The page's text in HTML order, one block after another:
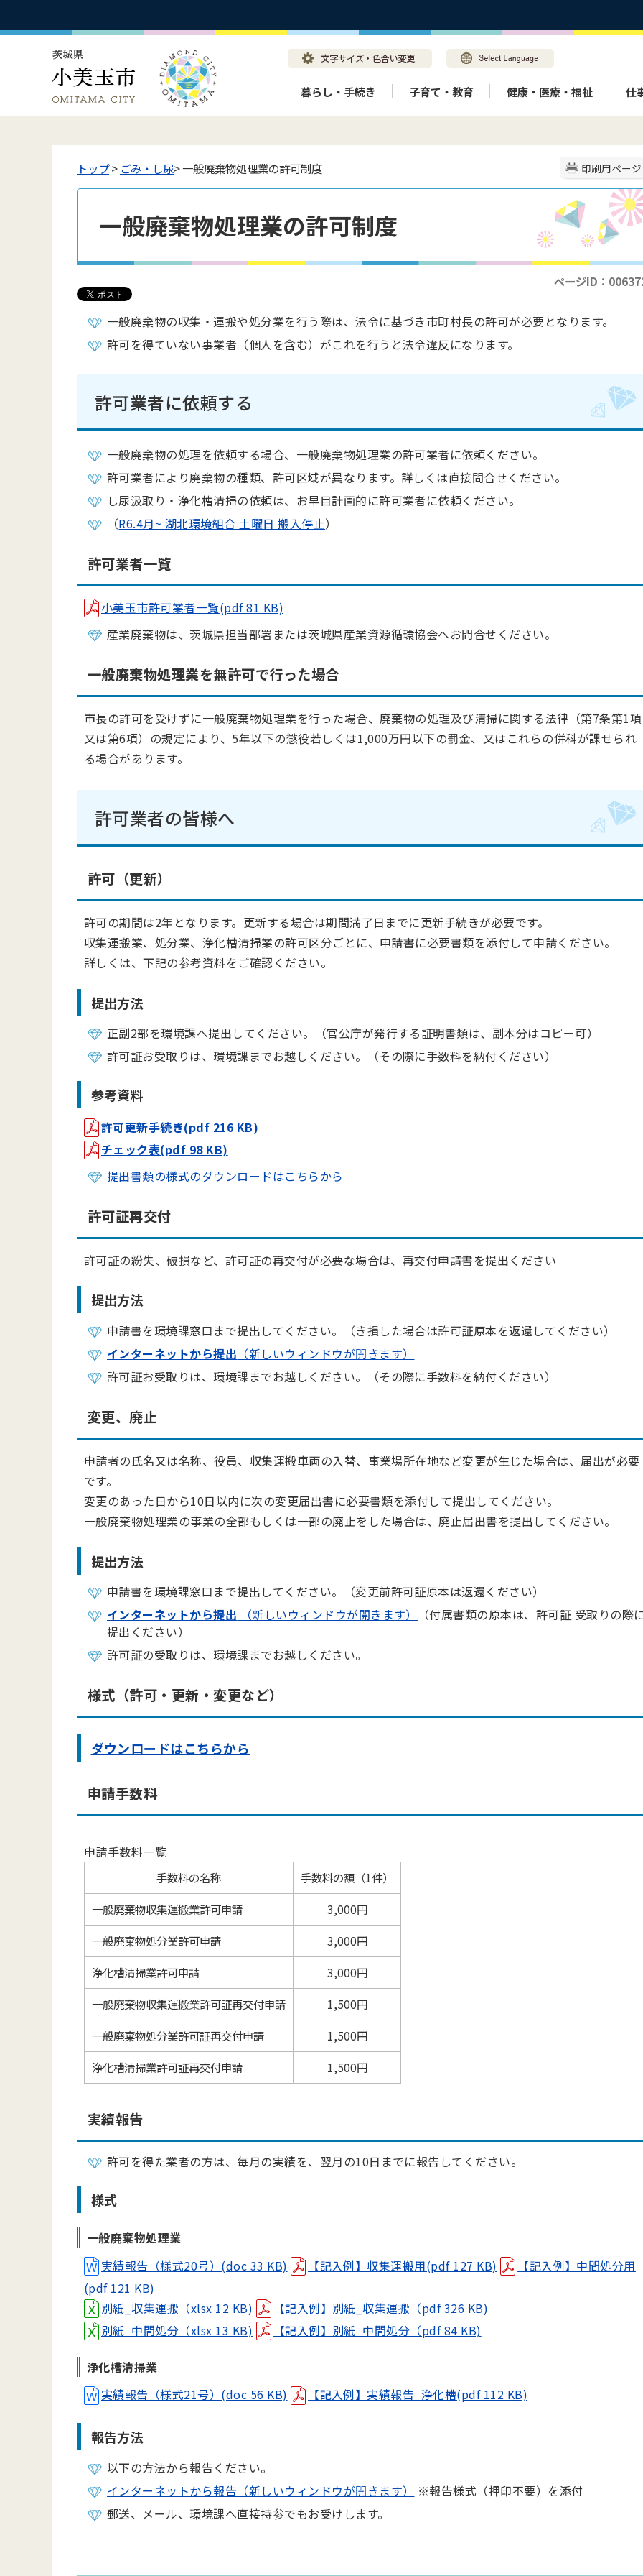
暮らし・手続き 子育て・教育 健康・医療・福祉 仕
印刷用ページ
トップ> ごみ・し尿> 一般廃棄物処理業の許可制度
一般廃棄物処理業の許可制度
ページID：
一般廃棄物の収集・運搬や処分業を行う際は、法令に基づき市町村長の許可が必要となります。
許可を得ていない事業者（個人を含む）がこれを行うと法令違反になります。
許可業者に依頼する
一般廃棄物の処理を依頼する場合、一般廃棄物処理業の許可業者に依頼ください。
許可業者により廃棄物の種類、許可区域が異なります。詳しくは直接問合せください。
し尿汲取り・浄化槽清掃の依頼は、お早目計画的に許可業者に依頼ください。
（R6.4月~ 湖北環境組合 土曜日 搬入停止）
許可業者一覧
小美玉市許可業者一覧(pdf 81 KB)
産業廃棄物は、茨城県担当部署または茨城県産業資源循環協会へお問合せください。
一般廃棄物処理業を無許可で行った場合
市長の許可を受けずに一般廃棄物処理業を行った場合、廃棄物の処理及び清掃に関する法律（第7条第1項
又は第6項）の規定により、5年以下の懲役若しくは1,000万円以下の罰金、又はこれらの併科が課せられ
る場合があります。
許可業者の皆様へ
許可（更新）
許可の期間は2年となります。更新する場合は期間満了日までに更新手続きが必要です。
収集運搬業、処分業、浄化槽清掃業の許可区分ごとに、申請書に必要書類を添付して申請ください。
詳しくは、下記の参考資料をご確認ください。
提出方法
正副2部を環境課へ提出してください。（官公庁が発行する証明書類は、副本分はコピー可）
許可証お受取りは、環境課までお越しください。（その際に手数料を納付ください）
参考資料
許可更新手続き(pdf 216 KB)
チェック表(pdf 98 KB)
提出書類の様式のダウンロードはこちらから
許可証再交付
許可証の紛失、破損など、許可証の再交付が必要な場合は、再交付申請書を提出ください
提出方法
申請書を環境課窓口まで提出してください。（き損した場合は許可証原本を返還してください）
インターネットから提出 （新しいウィンドウが開きます）
許可証お受取りは、環境課までお越しください。（その際に手数料を納付ください）
変更、廃止
申請者の氏名又は名称、役員、収集運搬車両の入替、事業場所在地など変更が生じた場合は、届出が必要
です。
変更のあった日から10日以内に次の変更届出書に必要書類を添付して提出してください。
一般廃棄物処理業の事業の全部もしくは一部の廃止をした場合は、廃止届出書を提出してください。
提出方法
申請書を環境課窓口まで提出してください。（変更前許可証原本は返還ください）
インターネットから提出 （新しいウィンドウが開きます）
（付属書類の原本は、許可証 受取りの際
提出ください）
許可証の受取りは、環境課までお越しください。
様式（許可・更新・変更など）
ダウンロードはこちらから
申請手数料
申請手数料一覧
手数料の名称
手数料の額（1件）
一般廃棄物収集運搬業許可申請
3,000円
一般廃棄物処分業許可申請
3,000円
浄化槽清掃業許可申請
3,000円
一般廃棄物収集運搬業許可証再交付申請
1,500円
一般廃棄物処分業許可証再交付申請
1,500円
浄化槽清掃業許可証再交付申請
1,500円
実績報告
許可を得た業者の方は、毎月の実績を、翌月の10日までに報告してください。
様式
一般廃棄物処理業
実績報告（様式20号）(doc 33 KB)
【記入例】収集運搬用(pdf 127 KB)
【記入例】中間処分用
(pdf 121 KB)
別紙_収集運搬（xlsx 12 KB)
【記入例】別紙_収集運搬（pdf 326 KB)
別紙_中間処分（xlsx 13 KB)
【記入例】別紙_中間処分（pdf 84 KB)
浄化槽清掃業
実績報告（様式21号）(doc 56 KB)
【記入例】実績報告_浄化槽(pdf 112 KB)
報告方法
以下の方法から報告ください。
インターネットから報告（新しいウィンドウが開きます）
※報告様式（押印不要）を添付
郵送、メール、環境課へ直接持参でもお受けします。